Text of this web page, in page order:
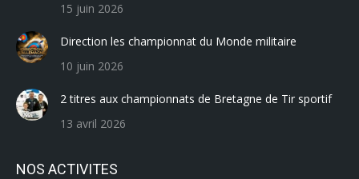
15 juin 2026
Direction les championnat du Monde militaire
10 juin 2026
2 titres aux championnats de Bretagne de Tir sportif
13 avril 2026
NOS ACTIVITES